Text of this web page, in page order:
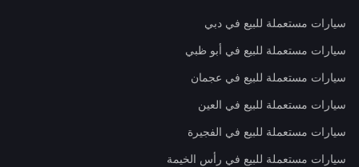
سيارات مستعملة للبيع في دبي
سيارات مستعملة للبيع في أبو ظبي
سيارات مستعملة للبيع في عجمان
سيارات مستعملة للبيع في العين
سيارات مستعملة للبيع في الفجيرة
سيارات مستعملة للبيع في رأس الخيمة